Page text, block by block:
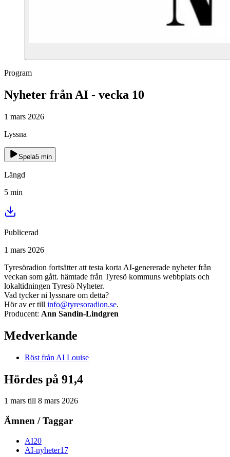
Program
Nyheter från AI - vecka 10
1 mars 2026
Lyssna
Spela5 min
Längd
5 min
Publicerad
1 mars 2026
Tyresöradion fortsätter att testa korta AI-genererade nyheter från
veckan som gått. hämtade från Tyresö kommuns webbplats och
lokaltidningen Tyresö Nyheter.
Vad tycker ni lyssnare om detta?
Hör av er till info@tyresoradion.se.
Producent: Ann Sandin-Lindgren
Medverkande
Röst från AI Louise
Hördes på 91,4
1 mars till 8 mars 2026
Ämnen / Taggar
AI20
AI-nyheter17